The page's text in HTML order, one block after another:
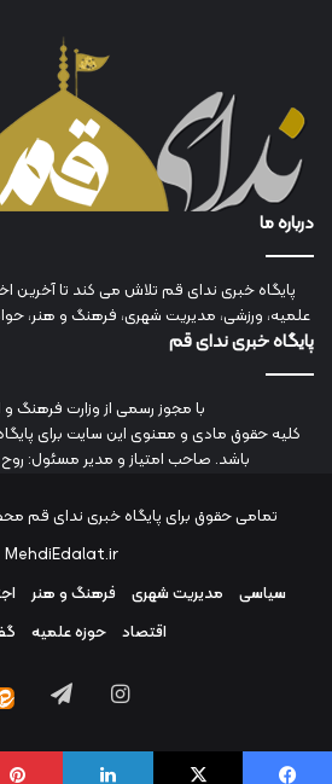
درباره ما
پایگاه خبری ندای قم تلاش می کند تا آخرین
علمیه، ورزشی، مدیریت شهری، فرهنگ و هنر،
پایگاه خبری ندای قم
با مجوز رسمی از وزارت فرهنگ و
کلیه حقوق مادی و معنوی این سایت برای
باشد. صاحب امتیاز و مدیر مسئول: روح
تمامی حقوق برای پایگاه خبری ندای قم
MehdiEdalat.ir
سیاسی
مدیریت شهری فرهنگ و هنر
اقتصاد
حوزه علمیه
اینستاگرام